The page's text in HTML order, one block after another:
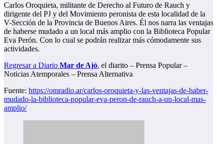
Carlos Oroquieta, militante de Derecho al Futuro de Rauch y
dirigente del PJ y del Movimiento peronista de esta localidad de la
V-Sección de la Provincia de Buenos Aires. Él nos narra las ventajas
de haberse mudado a un local más amplio con la Biblioteca Popular
Eva Perón. Con lo cual se podrán realizar más cómodamente sus
actividades.
Regresar a Diario Mar de Ajó, el diarito – Prensa Popular –
Noticias Atemporales – Prensa Alternativa
Fuente: https://omradio.ar/carlos-oroquieta-y-las-ventajas-de-haber-
mudado-la-biblioteca-popular-eva-peron-de-rauch-a-un-local-mas-
amplio/